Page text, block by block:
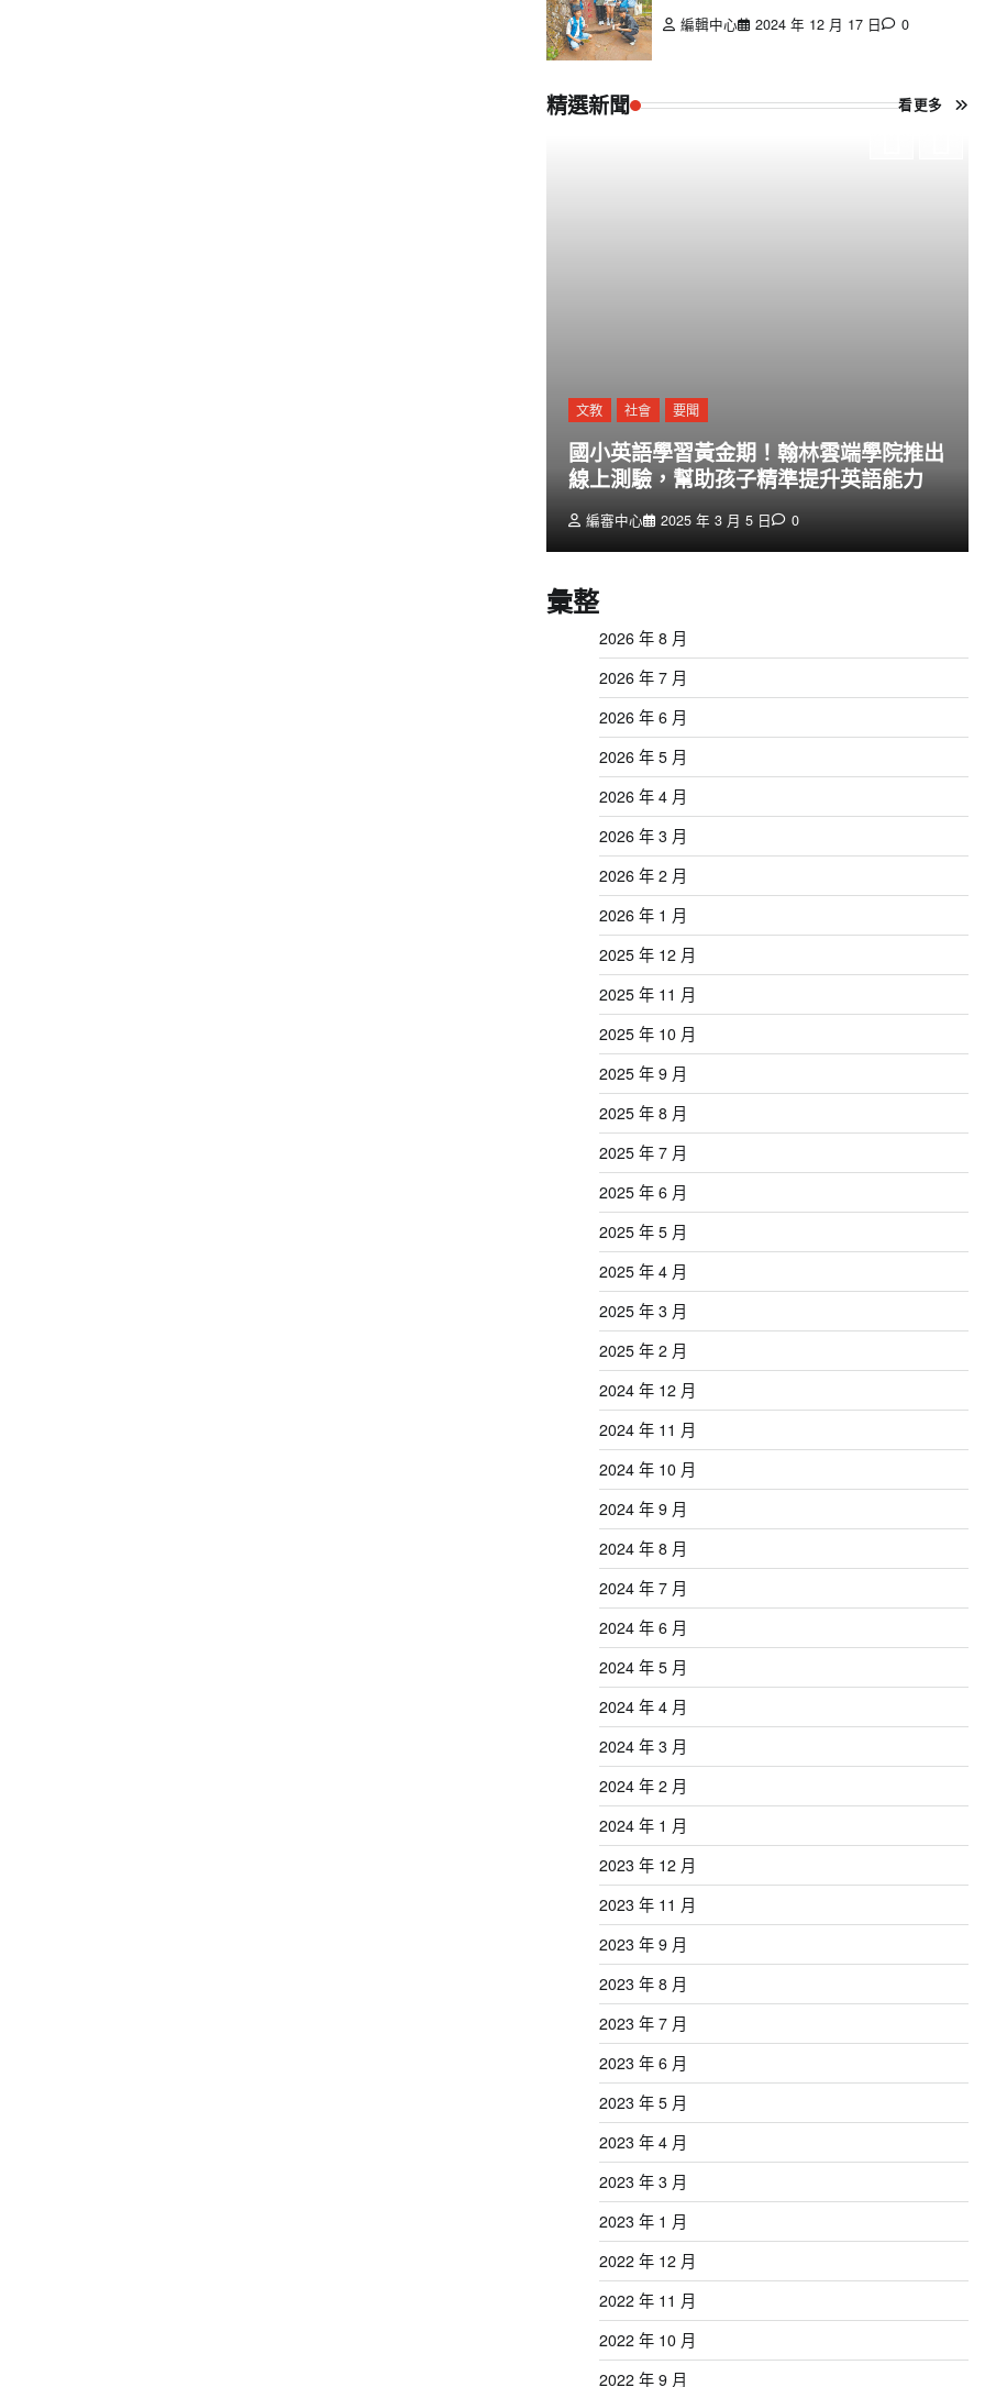
編輯中心 2024 年 12 月 17 日 0
精選新聞 看更多
文教 社會 要聞
國小英語學習黃金期！翰林雲端學院推出
線上測驗，幫助孩子精準提升英語能力
編審中心 2025 年 3 月 5 日 0
彙整
2026 年 8 月
2026 年 7 月
2026 年 6 月
2026 年 5 月
2026 年 4 月
2026 年 3 月
2026 年 2 月
2026 年 1 月
2025 年 12 月
2025 年 11 月
2025 年 10 月
2025 年 9 月
2025 年 8 月
2025 年 7 月
2025 年 6 月
2025 年 5 月
2025 年 4 月
2025 年 3 月
2025 年 2 月
2024 年 12 月
2024 年 11 月
2024 年 10 月
2024 年 9 月
2024 年 8 月
2024 年 7 月
2024 年 6 月
2024 年 5 月
2024 年 4 月
2024 年 3 月
2024 年 2 月
2024 年 1 月
2023 年 12 月
2023 年 11 月
2023 年 9 月
2023 年 8 月
2023 年 7 月
2023 年 6 月
2023 年 5 月
2023 年 4 月
2023 年 3 月
2023 年 1 月
2022 年 12 月
2022 年 11 月
2022 年 10 月
2022 年 9 月